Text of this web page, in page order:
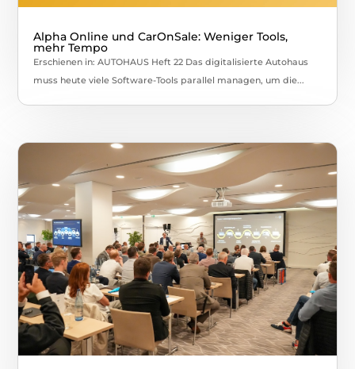
Alpha Online und CarOnSale: Weniger Tools,
mehr Tempo
Erschienen in: AUTOHAUS Heft 22 Das digitalisierte Autohaus
muss heute viele Software-Tools parallel managen, um die...